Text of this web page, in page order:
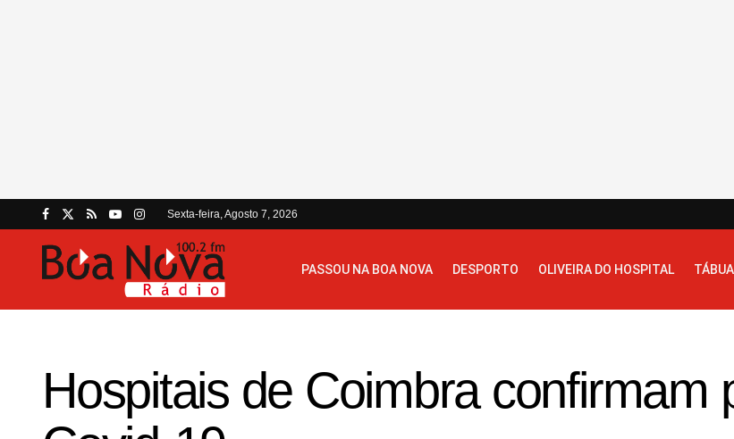
Sexta-feira, Agosto 7, 2026
PASSOU NA BOA NOVA DESPORTO OLIVEIRA DO HOSPITAL TÁBUA
Hospitais de Coimbra confirmam